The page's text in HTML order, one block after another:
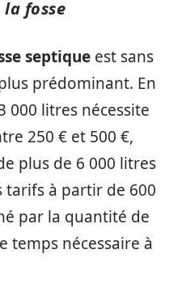
fosse
septique est sans
prédominant. En
000 litres nécessite
250 € et 500 €,
plus de 6 000 litres
à partir de 600
par la quantité de
temps nécessaire à